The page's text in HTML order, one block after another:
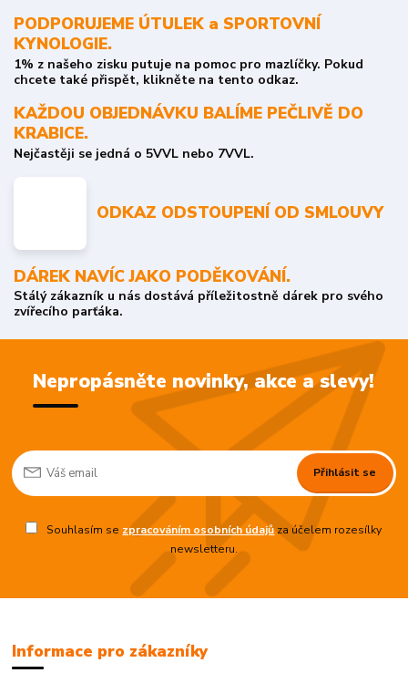
PODPORUJEME ÚTULEK a SPORTOVNÍ
KYNOLOGIE.
1% z našeho zisku putuje na pomoc pro mazlíčky. Pokud
chcete také přispět, klikněte na tento odkaz.
KAŽDOU OBJEDNÁVKU BALÍME PEČLIVĚ DO
KRABICE.
Nejčastěji se jedná o 5VVL nebo 7VVL.
ODKAZ ODSTOUPENÍ OD SMLOUVY
DÁREK NAVÍC JAKO PODĚKOVÁNÍ.
Stálý zákazník u nás dostává příležitostně dárek pro svého
zvířecího parťáka.
Nepropásněte novinky, akce a slevy!
Přihlásit se
Souhlasím se zpracováním osobních údajůza účelem rozesílky
newsletteru.
Informace pro zákazníky